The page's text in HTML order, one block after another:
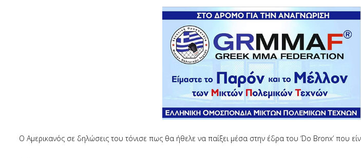
Ο Αμερικανός σε δηλώσεις του τόνισε πως θα ήθελε να παίξει μέσα στην έδρα του ‘Do Bronx’ που